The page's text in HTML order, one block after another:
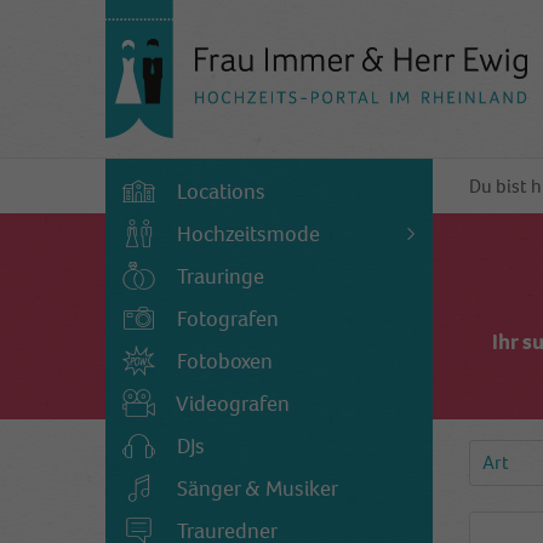
Locations
Hochzeitsmode
Trauringe
Fotografen
Fotoboxen
Videografen
DJs
Sänger & Musiker
Trauredner
Du bist
Ihr
Art